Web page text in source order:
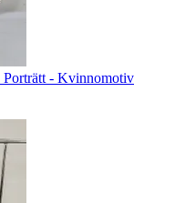
Porträtt - Kvinnomotiv